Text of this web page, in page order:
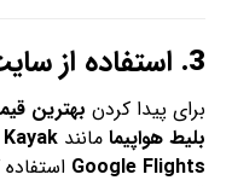
3. استفاده از
برای پیدا کردن بهترین
بلیط هواپیما مانندKayak
Google Flights